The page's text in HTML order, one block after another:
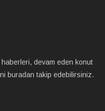
devam eden konut
buradan takip edebilirsiniz.